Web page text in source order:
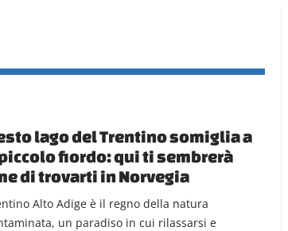
lago del Trentino somiglia a
fiordo: qui ti sembrerà
di trovarti in Norvegia
Alto Adige è il regno della natura
un paradiso in cui rilassarsi e